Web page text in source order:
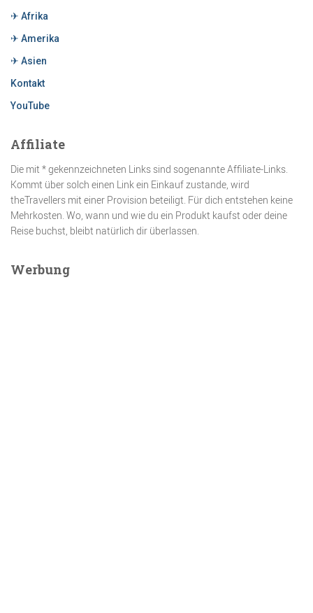
✈ Afrika
✈ Amerika
✈ Asien
Kontakt
YouTube
Affiliate
Die mit * gekennzeichneten Links sind sogenannte Affiliate-Links.
Kommt über solch einen Link ein Einkauf zustande, wird
theTravellers mit einer Provision beteiligt. Für dich entstehen keine
Mehrkosten. Wo, wann und wie du ein Produkt kaufst oder deine
Reise buchst, bleibt natürlich dir überlassen.
Werbung